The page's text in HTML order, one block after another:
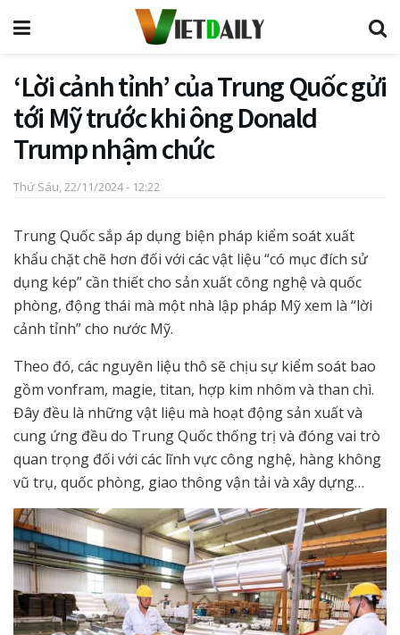
‘Lời cảnh tỉnh’ của Trung Quốc gửi
tới Mỹ trước khi ông Donald
Trump nhậm chức
Thứ Sáu, 22/11/2024 - 12:22
Trung Quốc sắp áp dụng biện pháp kiểm soát xuất
khẩu chặt chẽ hơn đối với các vật liệu “có mục đích sử
dụng kép” cần thiết cho sản xuất công nghệ và quốc
phòng, động thái mà một nhà lập pháp Mỹ xem là “lời
cảnh tỉnh” cho nước Mỹ.
Theo đó, các nguyên liệu thô sẽ chịu sự kiểm soát bao
gồm vonfram, magie, titan, hợp kim nhôm và than chì.
Đây đều là những vật liệu mà hoạt động sản xuất và
cung ứng đều do Trung Quốc thống trị và đóng vai trò
quan trọng đối với các lĩnh vực công nghệ, hàng không
vũ trụ, quốc phòng, giao thông vận tải và xây dựng…